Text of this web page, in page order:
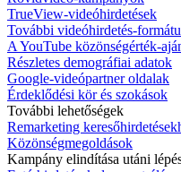
TrueView-videóhirdetések
További videóhirdetés-
A YouTube közönségérték-
Részletes demográfiai adatok
Google-videópartner oldalak
Érdeklődési kör és szokások
További lehetőségek
Remarketing
Közönségmegoldások
Kampány elindítása utáni